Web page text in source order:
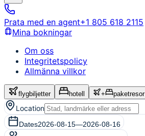
Prata med en agent+1 805 618 2115
Mina bokningar
Om oss
Integritetspolicy
Allmänna villkor
flygbiljetter hotell + paketresor
Location
Dates2026-08-15—2026-08-16